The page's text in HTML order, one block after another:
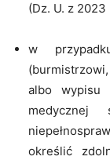
(Dz. U. z 2023
w
albo wypisu
medycznej
określić